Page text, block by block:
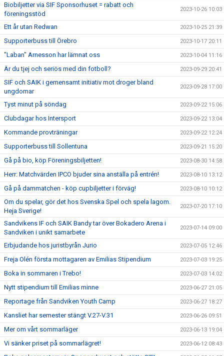
Biobiljetter via SIF Sponsorhuset = rabatt och
föreningsstöd
2023-10-26 10:03
Ett år utan Redwan 2023-10-25 21:39
Supporterbuss till Örebro 2023-10-17 20:11
"Laban" Arnesson har lämnat oss 2023-10-04 11:16
Är du tjej och seriös med din fotboll? 2023-09-29 20:41
SIF och SAIK i gemensamt initiativ mot droger bland
ungdomar
2023-09-28 17:00
Tyst minut på söndag 2023-09-22 15:06
Clubdagar hos Intersport 2023-09-22 13:04
Kommande provträningar 2023-09-22 12:24
Supporterbuss till Sollentuna 2023-09-21 15:20
Gå på bio, köp Föreningsbiljetten! 2023-08-30 14:58
Herr: Matchvärden IPCO bjuder sina anställa på entrén! 2023-08-10 13:12
Gå på dammatchen - köp cupbiljetter i förväg! 2023-08-10 10:12
Om du spelar, gör det hos Svenska Spel och spela lagom.
Heja Sverige!
2023-07-20 17:10
Sandvikens IF och SAIK Bandy tar över Bokadero Arena i
Sandviken i unikt samarbete
2023-07-14 09:00
Erbjudande hos juristbyrån Jurio 2023-07-05 12:46
Freja Olén första mottagaren av Emilias Stipendium 2023-07-03 19:25
Boka in sommaren i Trebo! 2023-07-03 14:02
Nytt stipendium till Emilias minne 2023-06-27 21:05
Reportage från Sandviken Youth Camp 2023-06-27 18:27
Kansliet har semester stängt V.27-V.31 2023-06-26 09:51
Mer om vårt sommarläger 2023-06-13 19:04
Vi sänker priset på sommarlägret! 2023-06-12 08:43